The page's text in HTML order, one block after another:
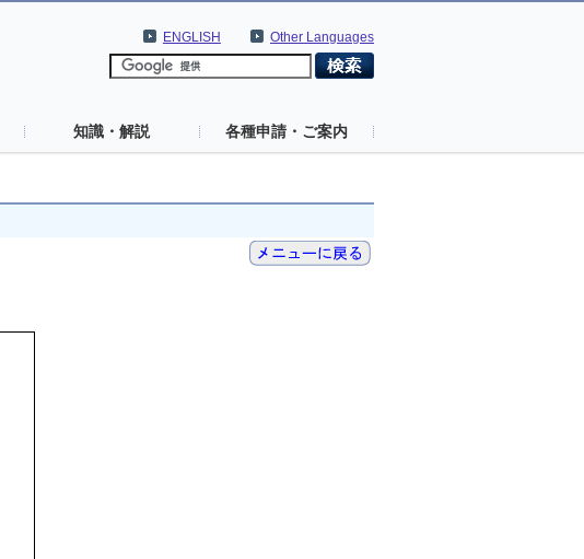
Other Languages
ENGLISH
知識・解説 各種申請・ご案内